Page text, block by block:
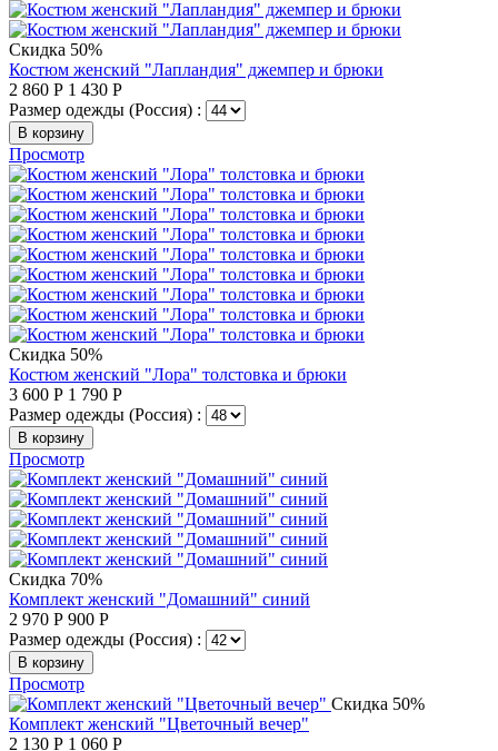
Скидка 50%
Костюм женский "Лапландия" джемпер и брюки
2 860 Р 1 430 Р
Размер одежды (Россия) :
В корзину
Просмотр
Скидка 50%
Костюм женский "Лора" толстовка и брюки
3 600 Р 1 790 Р
Размер одежды (Россия) :
В корзину
Просмотр
Скидка 70%
Комплект женский "Домашний" синий
2 970 Р 900 Р
Размер одежды (Россия) :
В корзину
Просмотр
Скидка 50%
Комплект женский "Цветочный вечер"
2 130 Р 1 060 Р